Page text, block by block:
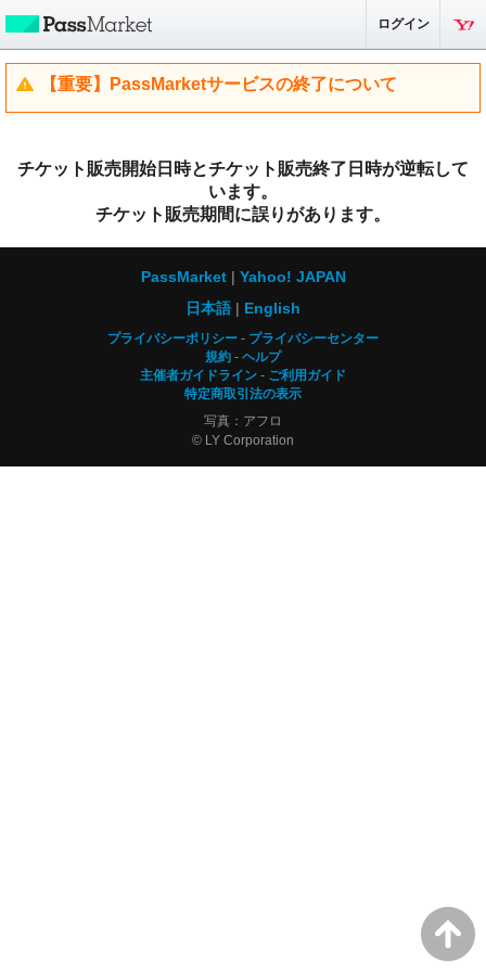
ログイン
【重要】PassMarketサービスの終了について
チケット販売開始日時とチケット販売終了日時が逆転して
います。
チケット販売期間に誤りがあります。
PassMarket
Yahoo! JAPAN
日本語
English
プライバシーポリシー
プライバシーセンター
規約
ヘルプ
主催者ガイドライン
ご利用ガイド
特定商取引法の表示
写真：アフロ
© LY Corporation